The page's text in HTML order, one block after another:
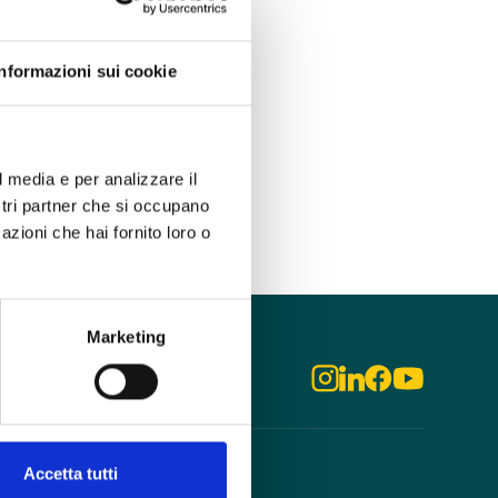
sui cookie
e per analizzare il
partner che si occupano
che hai fornito loro o
Marketing
Accetta tutti